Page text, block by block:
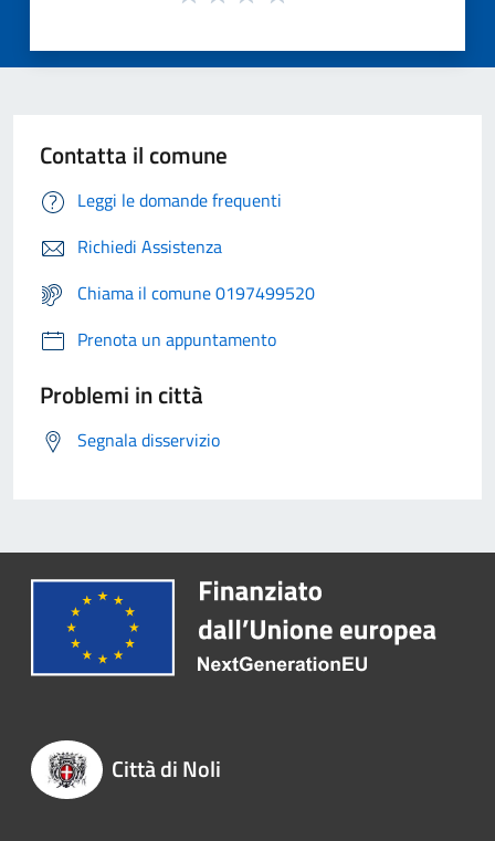
Contatta il comune
Leggi le domande frequenti
Richiedi Assistenza
Chiama il comune 0197499520
Prenota un appuntamento
Problemi in città
Segnala disservizio
Città di Noli